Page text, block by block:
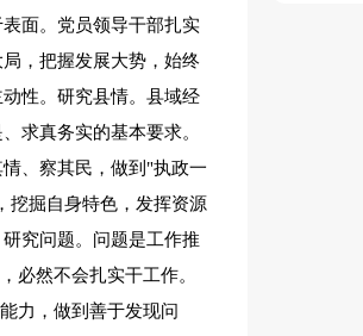
面。党员领导干部扎实
，把握发展大势，始终
性。研究县情。县域经
求真务实的基本要求。
、察其民，做到"执政一
挖掘自身特色，发挥资源
究问题。问题是工作推
必然不会扎实干工作。
力，做到善于发现问